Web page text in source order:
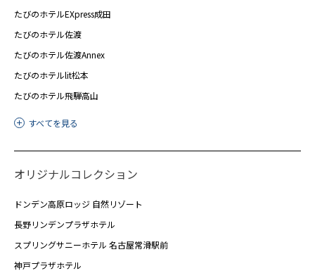
たびのホテルEXpress成田
たびのホテル佐渡
たびのホテル佐渡Annex
たびのホテルlit松本
たびのホテル飛騨高山
すべてを見る
オリジナルコレクション
ドンデン高原ロッジ 自然リゾート
長野リンデンプラザホテル
スプリングサニーホテル 名古屋常滑駅前
神戸プラザホテル